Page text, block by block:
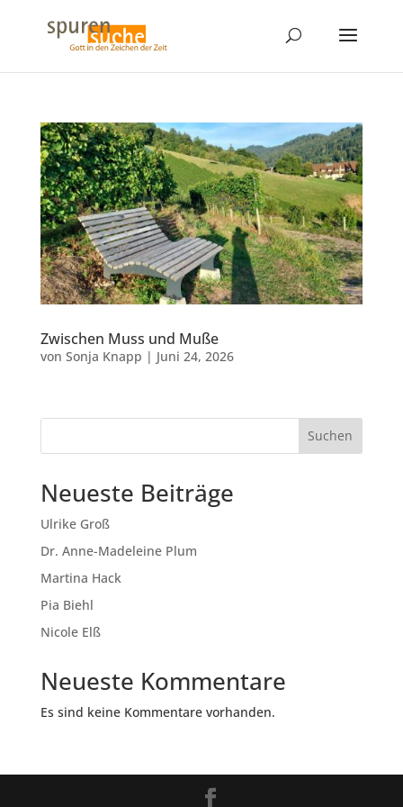
Zwischen Muss und Muße
von Sonja Knapp | Juni 24, 2026
Suchen
Neueste Beiträge
Ulrike Groß
Dr. Anne-Madeleine Plum
Martina Hack
Pia Biehl
Nicole Elß
Neueste Kommentare
Es sind keine Kommentare vorhanden.